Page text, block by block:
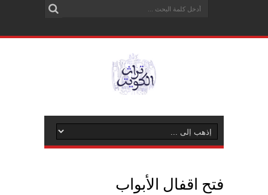
فتح اقفال الأبواب